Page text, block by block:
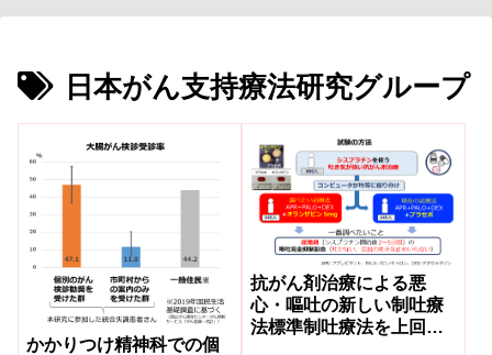
日本がん支持療法研究グループ
かかりつけ精神科での個
抗がん剤治療による悪
心・嘔吐の新しい制吐療
法標準制吐療法を上回る